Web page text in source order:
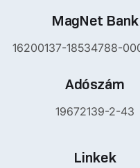
MagNet Bank
16200137-18534788-
Adószám
19672139-2-43
Linkek